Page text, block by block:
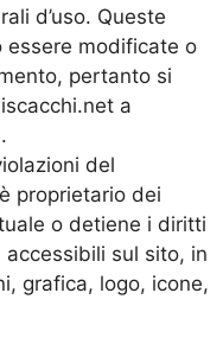
d’uso. Queste
essere modificate o
pertanto si
a
del
proprietario dei
o detiene i diritti
accessibili sul sito, in
grafica, logo, icone,